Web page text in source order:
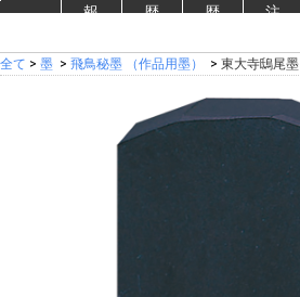
報
歴
歴
注
全て > 墨 > 飛鳥秘墨 （作品用墨） > 東大寺鴟尾墨